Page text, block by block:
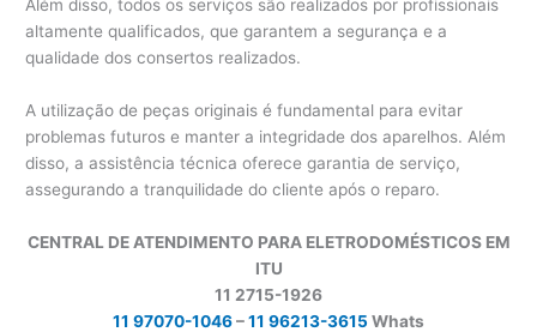
Além disso, todos os serviços são realizados por profissionais
altamente qualificados, que garantem a segurança e a
qualidade dos consertos realizados.
A utilização de peças originais é fundamental para evitar
problemas futuros e manter a integridade dos aparelhos. Além
disso, a assistência técnica oferece garantia de serviço,
assegurando a tranquilidade do cliente após o reparo.
CENTRAL DE ATENDIMENTO PARA ELETRODOMÉSTICOS EM
ITU
11 2715-1926
11 97070-1046–11 96213-3615 Whats